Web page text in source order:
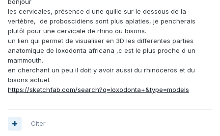
bonjour
les cervicales, présence d une quille sur le dessous de la
vertèbre, de proboscidiens sont plus aplaties, je pencherais
plutôt pour une cervicale de rhino ou bisons.
un lien qui permet de visualiser en 3D les differentes parties
anatomique de loxodonta africana ,c est le plus proche d un
mammouth.
en cherchant un peu il doit y avoir aussi du rhinoceros et du
bisons actuel.
https://sketchfab.com/search?q=loxodonta+&type=models
Citer